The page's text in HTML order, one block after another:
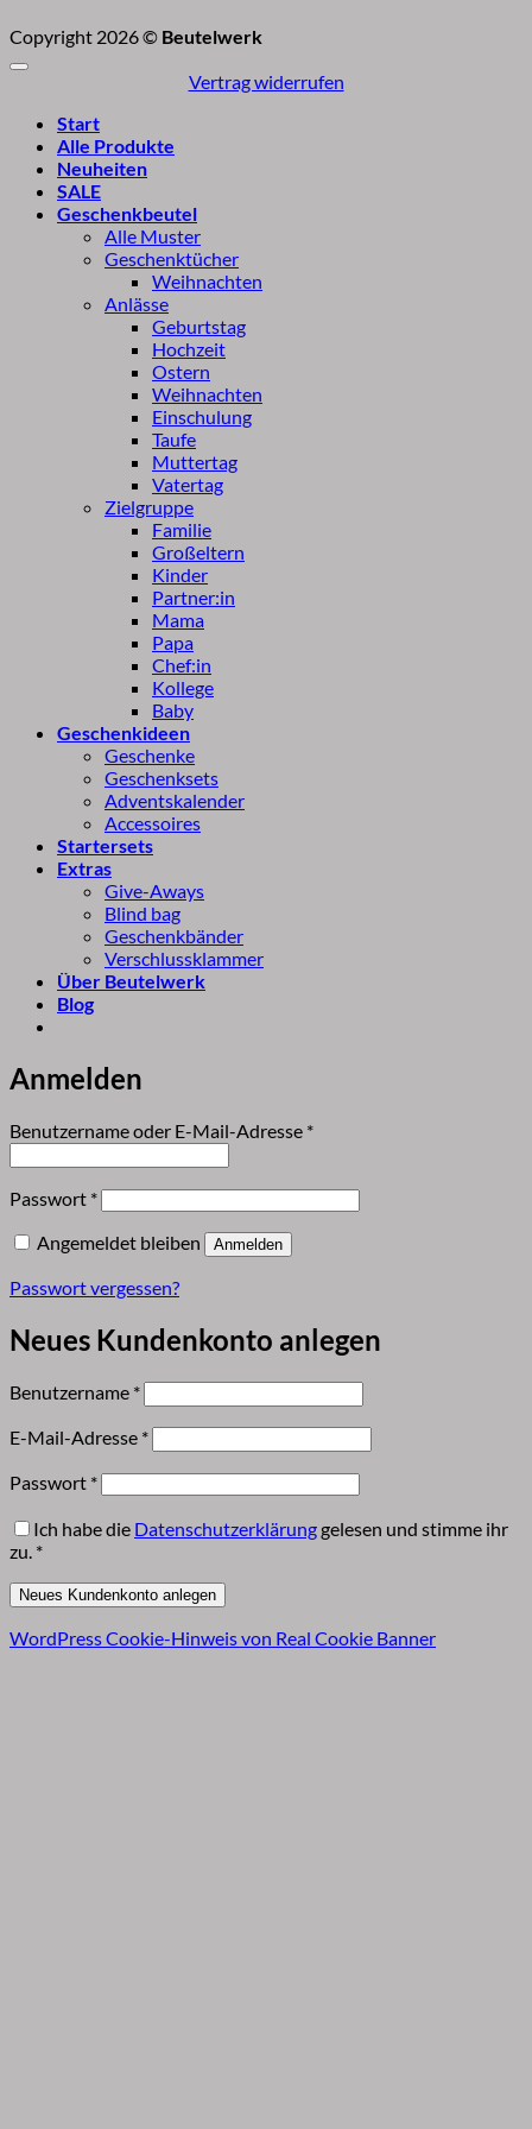
Copyright 2026 © Beutelwerk
Vertrag widerrufen
Start
Alle Produkte
Neuheiten
SALE
Geschenkbeutel
Alle Muster
Geschenktücher
Weihnachten
Anlässe
Geburtstag
Hochzeit
Ostern
Weihnachten
Einschulung
Taufe
Muttertag
Vatertag
Zielgruppe
Familie
Großeltern
Kinder
Partner:in
Mama
Papa
Chef:in
Kollege
Baby
Geschenkideen
Geschenke
Geschenksets
Adventskalender
Accessoires
Startersets
Extras
Give-Aways
Blind bag
Geschenkbänder
Verschlussklammer
Über Beutelwerk
Blog
Anmelden
Benutzername oder E-Mail-Adresse *Erforderlich
Passwort *Erforderlich
Angemeldet bleiben
Anmelden
Passwort vergessen?
Neues Kundenkonto anlegen
Benutzername *Erforderlich
E-Mail-Adresse *Erforderlich
Passwort *Erforderlich
Ich habe die Datenschutzerklärunggelesen und stimme ihr
zu. *
Neues Kundenkonto anlegen
WordPress Cookie-Hinweis von Real Cookie Banner